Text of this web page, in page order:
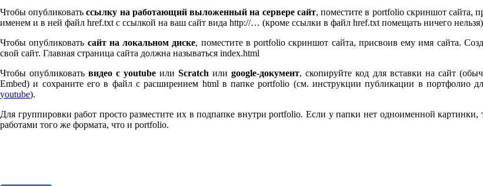
Чтобы опубликоватьссылку на работающий выложенный на сервере сайт, поместите в port­fo­lio скриншот сайта,
именем и в ней файл href.txt с ссылкой на ваш сайт вида http://… (кроме ссылки в файл href.txt помещать ничего нельзя)
Чтобы опубликовать сайт на локальном диске, поместите в port­fo­lio скриншот сайта, присвоив ему имя сайта.
свой сайт. Главная страница сайта должна называться index.html
Чтобы опубликоватьвидео с youtube илиScratch илиgoogle-документ, скопируйте код для вставки на сайт
Embed) и сохраните его в файл с расширением html в папке port­fo­lio (см. инструкции публикации в портфолио
youtube).
Для группировки работ просто разместите их в подпапке внутри port­fo­lio. Если у папки нет одноименной картинки,
работами того же формата, что и port­fo­lio.